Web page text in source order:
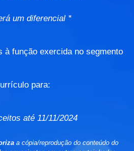
um diferencial *
à função exercida no segmento
para:
até 11/11/2024
a cópia/reprodução do conteúdo do